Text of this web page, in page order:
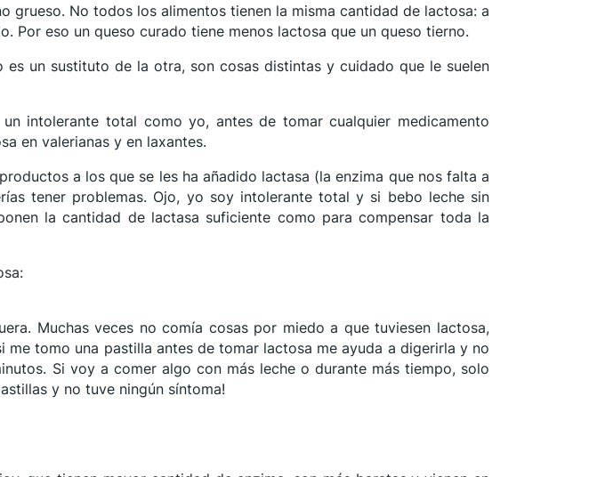
No todos los alimentos tienen la misma cantidad de lactosa: a
Por eso un queso curado tiene menos lactosa que un queso tierno.
un sustituto de la otra, son cosas distintas y cuidado que le suelen
intolerante total como yo, antes de tomar cualquier medicamento
en valerianas y en laxantes.
a los que se les ha añadido lactasa (la enzima que nos falta a
tener problemas. Ojo, yo soy intolerante total y si bebo leche sin
la cantidad de lactasa suficiente como para compensar toda la
Muchas veces no comía cosas por miedo a que tuviesen lactosa,
me tomo una pastilla antes de tomar lactosa me ayuda a digerirla y no
Si voy a comer algo con más leche o durante más tiempo, solo
y no tuve ningún síntoma!